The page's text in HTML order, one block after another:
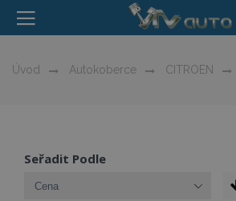
Úvod Autokoberce CITROEN
Seřadit Podle